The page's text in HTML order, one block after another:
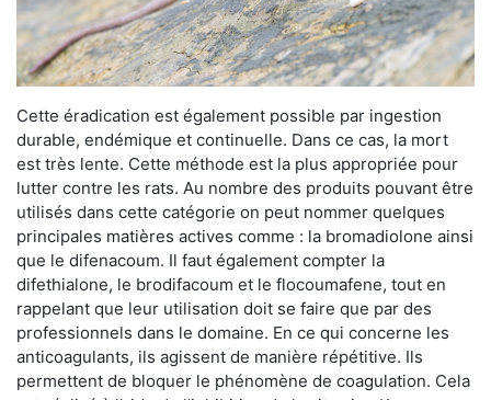
Cette éradication est également possible par ingestion
durable, endémique et continuelle. Dans ce cas, la mort
est très lente. Cette méthode est la plus appropriée pour
lutter contre les rats. Au nombre des produits pouvant être
utilisés dans cette catégorie on peut nommer quelques
principales matières actives comme : la bromadiolone ainsi
que le difenacoum. Il faut également compter la
difethialone, le brodifacoum et le flocoumafene, tout en
rappelant que leur utilisation doit se faire que par des
professionnels dans le domaine. En ce qui concerne les
anticoagulants, ils agissent de manière répétitive. Ils
permettent de bloquer le phénomène de coagulation. Cela